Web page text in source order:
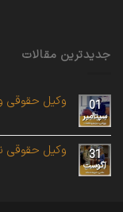
جدیدترین مقالات
01
سپتامبر
وکیل حقوقی
31
آگوست
وکیل حقوقی